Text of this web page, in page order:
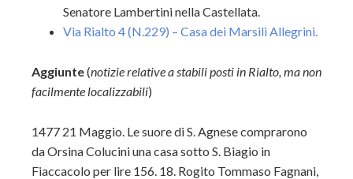
Senatore Lambertini nella Castellata.
Via Rialto 4 (N.229) – Casa dei Marsili Allegrini.
Aggiunte(notizie relative a stabili posti in Rialto, ma non
facilmente localizzabili)
1477 21 Maggio. Le suore di S. Agnese comprarono
da Orsina Colucini una casa sotto S. Biagio in
Fiaccacolo per lire 156. 18. Rogito Tommaso Fagnani,